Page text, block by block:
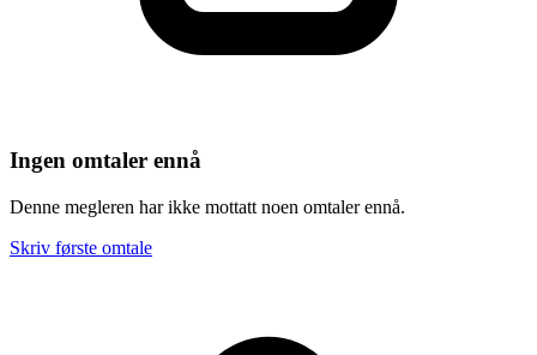
Ingen omtaler ennå
Denne megleren har ikke mottatt noen omtaler ennå.
Skriv første omtale